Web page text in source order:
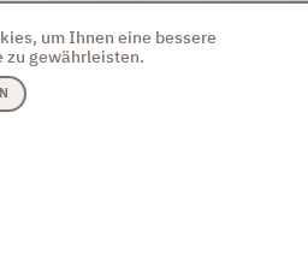
um Ihnen eine bessere
zu gewährleisten.